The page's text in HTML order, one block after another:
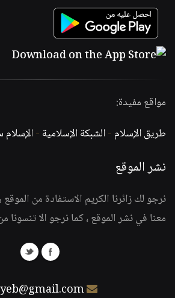
مواقع مفيدة:
طريق الإسلام -الشبكة الإسلامية -
نشر الموقع
نرجو لك زائرنا الكريم الاستفادة من
معنا في نشر الموقع ، كما نرجو الا